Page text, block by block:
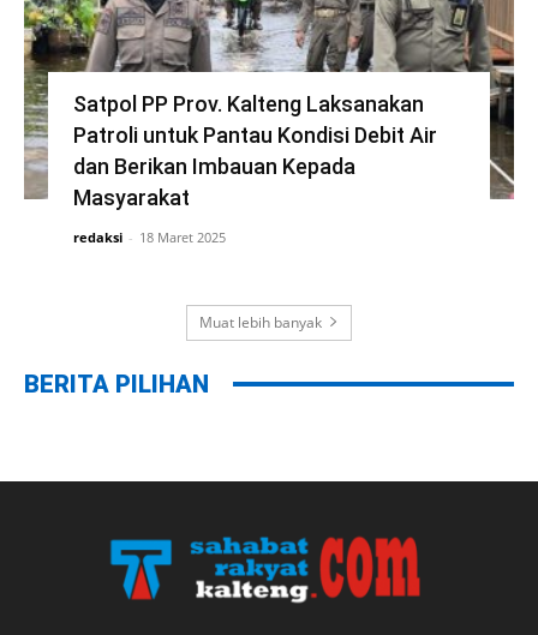
Satpol PP Prov. Kalteng Laksanakan
Patroli untuk Pantau Kondisi Debit Air
dan Berikan Imbauan Kepada
Masyarakat
redaksi - 18 Maret 2025
Muat lebih banyak
BERITA PILIHAN